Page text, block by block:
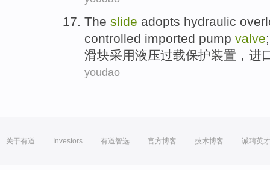
The slide adopts hydraulic
controlled imported pump valve;
滑块采用液压过载保护装置 ， 进
youdao
关于有道 Investors 有道智选 官方博客 技术博客 诚聘英才